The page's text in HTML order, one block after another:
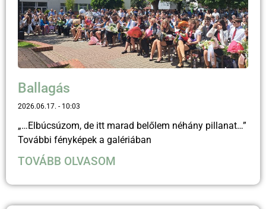
Ballagás
2026.06.17. 10:03
„…Elbúcsúzom, de itt marad belőlem néhány pillanat…”
További fényképek a galériában
TOVÁBB OLVASOM